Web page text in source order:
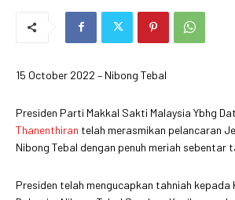
15 October 2022 – Nibong Tebal
Presiden Parti Makkal Sakti Malaysia Ybhg
Thanenthiran telah merasmikan pelancaran
Nibong Tebal dengan penuh meriah sebentar
Presiden telah mengucapkan tahniah kepada